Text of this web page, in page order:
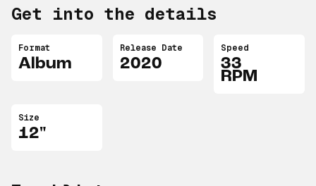
Get into the details
Format
Album
Release Date
2020
Speed
33
RPM
Size
12"